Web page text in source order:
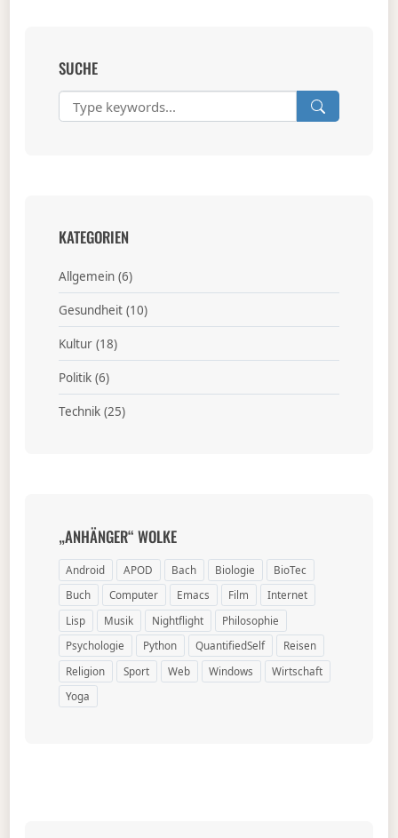
SUCHE
KATEGORIEN
Allgemein(6)
Gesundheit(10)
Kultur(18)
Politik(6)
Technik(25)
„ANHÄNGER“ WOLKE
Android APOD Bach Biologie
BioTec
Buch
Computer Emacs Film
Internet
Lisp
Musik Nightflight
Philosophie
Psychologie
Python QuantifiedSelf
Reisen
Religion
Sport Web Windows
Wirtschaft
Yoga